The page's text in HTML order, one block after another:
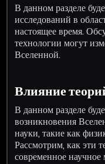
В данном разделе
исследований в
настоящее время.
технологии могут
Вселенной.
Влияние
В данном разделе
возникновения
науки, такие как
Рассмотрим, как эти
современное научное